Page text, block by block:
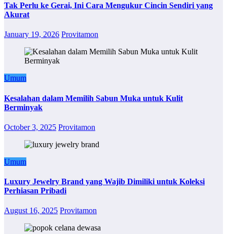
Tak Perlu ke Gerai, Ini Cara Mengukur Cincin Sendiri yang
Akurat
January 19, 2026 Provitamon
Umum
Kesalahan dalam Memilih Sabun Muka untuk Kulit
Berminyak
October 3, 2025 Provitamon
Umum
Luxury Jewelry Brand yang Wajib Dimiliki untuk Koleksi
Perhiasan Pribadi
August 16, 2025 Provitamon